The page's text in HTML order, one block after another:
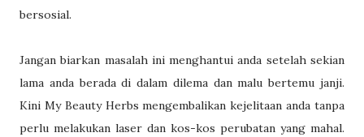
bersosial.
Jangan biarkan masalah ini menghantui anda setelah sekian
lama anda berada di dalam dilema dan malu bertemu janji.
Kini My Beauty Herbs mengembalikan kejelitaan anda tanpa
perlu melakukan laser dan kos-kos perubatan yang mahal.